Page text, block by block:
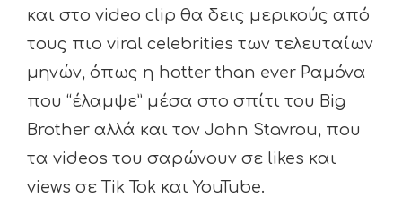
και στο video clip θα δεις μερικούς από
τους πιο viral celebrities των τελευταίων
μηνών, όπως η hotter than ever Ραμόνα
που “έλαμψε” μέσα στο σπίτι του Big
Brother αλλά και τον John Stavrou, που
τα videos του σαρώνουν σε likes και
views σε Tik Tok και YouTube.